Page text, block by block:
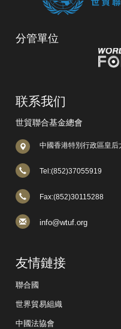
分管單位
联系我们
世貿聯合基金總會
中國香港特別行政區皇
Tel:(852)37055919
Fax:(852)30115288
info@wtuf.org
友情鏈接
聯合國
世界貿易組織
中國法協會